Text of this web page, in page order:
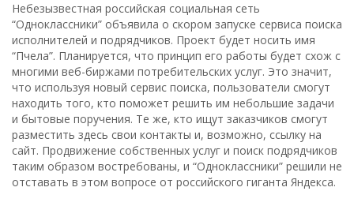
Небезызвестная российская социальная сеть
“Одноклассники” объявила о скором запуске сервиса поиска
исполнителей и подрядчиков. Проект будет носить имя
“Пчела”. Планируется, что принцип его работы будет схож с
многими веб-биржами потребительских услуг. Это значит,
что используя новый сервис поиска, пользователи смогут
находить того, кто поможет решить им небольшие задачи
и бытовые поручения. Те же, кто ищут заказчиков смогут
разместить здесь свои контакты и, возможно, ссылку на
сайт. Продвижение собственных услуг и поиск подрядчиков
таким образом востребованы, и “Одноклассники” решили не
отставать в этом вопросе от российского гиганта Яндекса.